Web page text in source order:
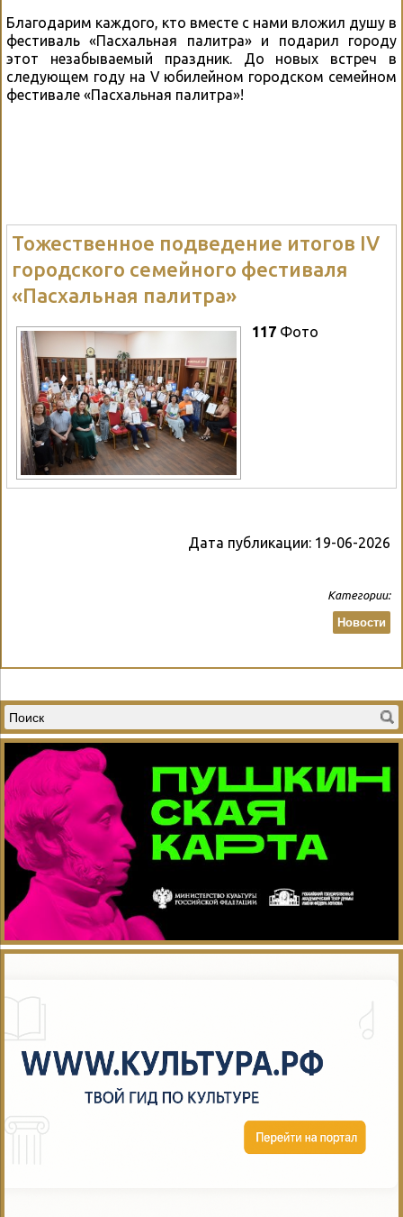
Благодарим каждого, кто вместе с нами вложил душу в
фестиваль «Пасхальная палитра» и подарил городу
этот незабываемый праздник. До новых встреч в
следующем году на V юбилейном городском семейном
фестивале «Пасхальная палитра»!
Тожественное подведение итогов IV
городского семейного фестиваля
«Пасхальная палитра»
117 Фото
Дата публикации: 19-06-2026
Категории:
Новости